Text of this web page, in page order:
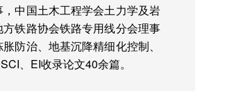
中国土木工程学会土力学及岩
铁路协会铁路专用线分会理事
防治、地基沉降精细化控制、
SCI EI收录论文40余篇。